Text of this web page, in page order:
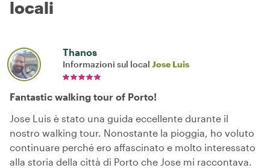
locali
Thanos
Informazioni sul local Jose Luis
Fantastic walking tour of Porto!
Jose Luis è stato una guida eccellente durante il
nostro walking tour. Nonostante la pioggia, ho voluto
continuare perché ero affascinato e molto interessato
alla storia della città di Porto che Jose mi raccontava.